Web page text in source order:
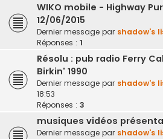
WIKO mobile - Highway
12/06/2015
Dernier message par shadow's
Réponses : 1
Résolu : pub radio Ferry
Birkin' 1990
Dernier message par shadow's
18:53
Réponses : 3
musiques vidéos
Dernier message par shadow's